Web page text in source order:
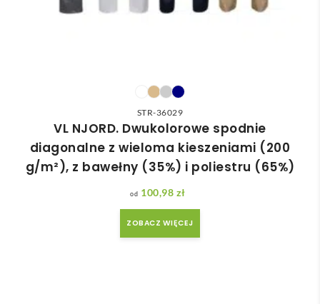
STR-36029
VL NJORD. Dwukolorowe spodnie
diagonalne z wieloma kieszeniami (200
g/m²), z bawełny (35%) i poliestru (65%)
100,98 zł
ZOBACZ WIĘCEJ